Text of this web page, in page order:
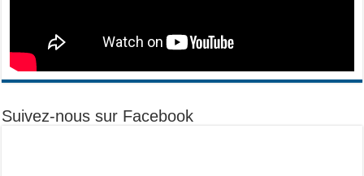
Suivez-nous sur Facebook